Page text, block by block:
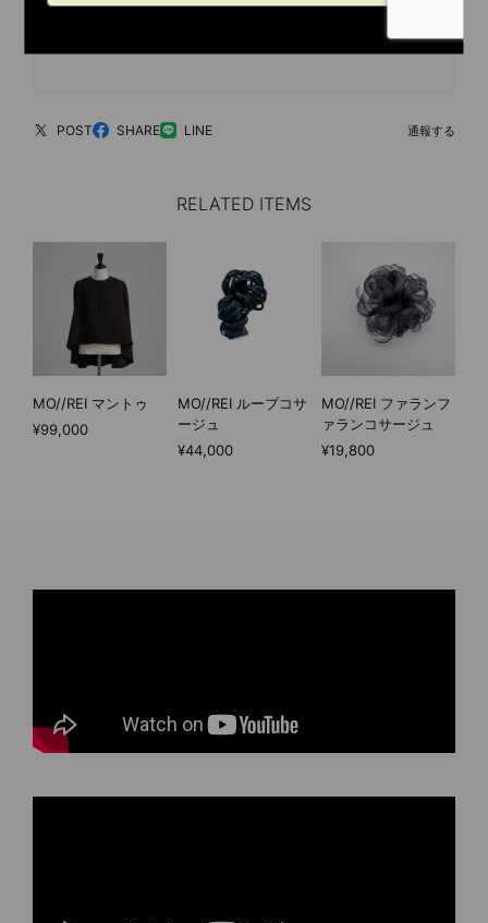
POST SHARE LINE 通報する
RELATED ITEMS
MO//REI マントゥ
¥99,000
MO//REI ループコサ
ージュ
¥44,000
MO//REI ファランフ
ァランコサージュ
¥19,800